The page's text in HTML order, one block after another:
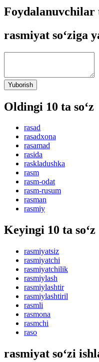
Foydalanuvchilar
rasmiyat so‘ziga
Yuborish
Oldingi 10 ta so‘z
rasad
rasadxona
rasamad
rasida
raskladushka
rasm
rasm-odat
rasm-rusum
rasman
rasmiy
Keyingi 10 ta so‘z
rasmiyatsiz
rasmiyatchi
rasmiyatchilik
rasmiylash
rasmiylashtir
rasmiylashtiril
rasmli
rasmona
rasmchi
raso
rasmiyat so‘zi